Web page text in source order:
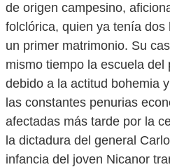
de origen campesino,
folclórica, quien ya tenía
un primer matrimonio. Su
mismo tiempo la escuela del
debido a la actitud bohemia
las constantes penurias
afectadas más tarde por la
la dictadura del general
infancia del joven Nicanor